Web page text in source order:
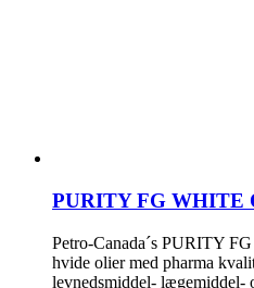
PURITY FG WHITE
Petro-Canada´s PURITY
hvide olier med pharma
levnedsmiddel- lægemiddel-